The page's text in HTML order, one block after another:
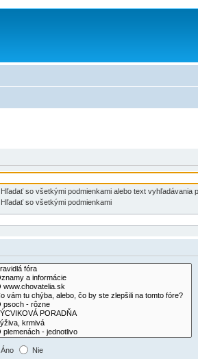
Hľadať so všetkými podmienkami alebo text vyhľadávania
Hľadať so všetkými podmienkami
Áno
Nie